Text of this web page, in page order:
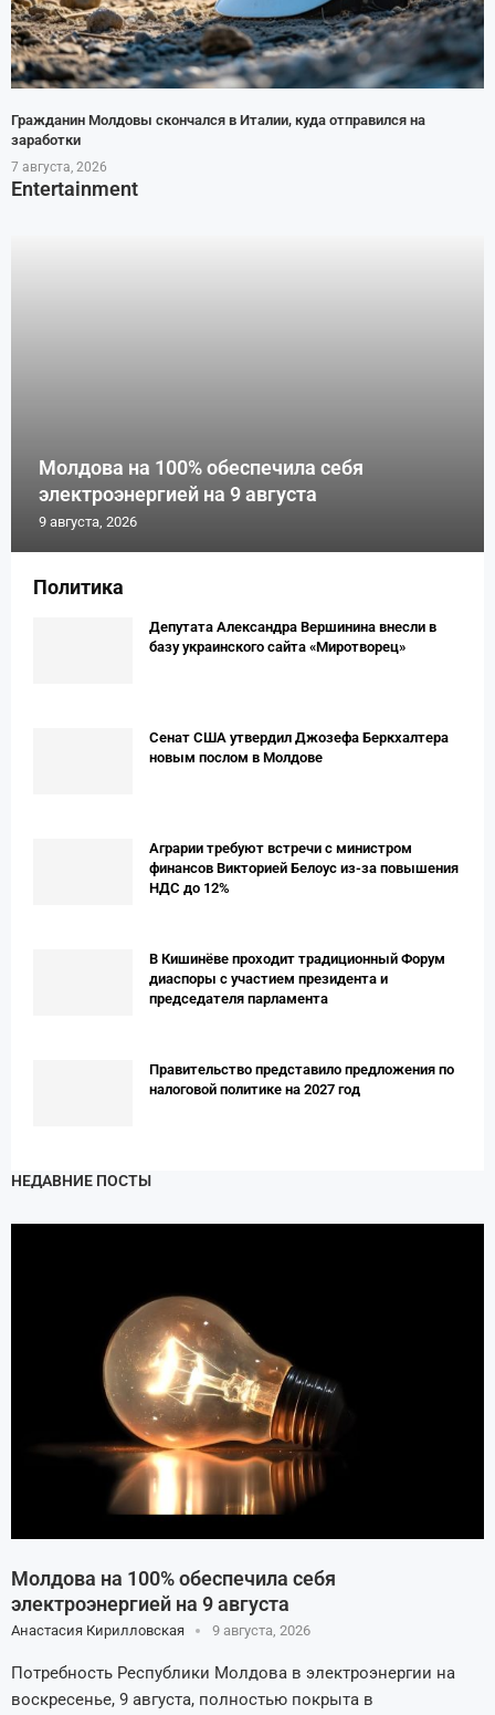
Гражданин Молдовы скончался в Италии, куда отправился на
заработки
7 августа, 2026
Entertainment
Молдова на 100% обеспечила себя
электроэнергией на 9 августа
9 августа, 2026
Политика
Депутата Александра Вершинина внесли в
базу украинского сайта «Миротворец»
Сенат США утвердил Джозефа Беркхалтера
новым послом в Молдове
Аграрии требуют встречи с министром
финансов Викторией Белоус из-за повышения
НДС до 12%
В Кишинёве проходит традиционный Форум
диаспоры с участием президента и
председателя парламента
Правительство представило предложения по
налоговой политике на 2027 год
НЕДАВНИЕ ПОСТЫ
Молдова на 100% обеспечила себя
электроэнергией на 9 августа
Анастасия Кирилловская 9 августа, 2026
Потребность Республики Молдова в электроэнергии на
воскресенье, 9 августа, полностью покрыта в